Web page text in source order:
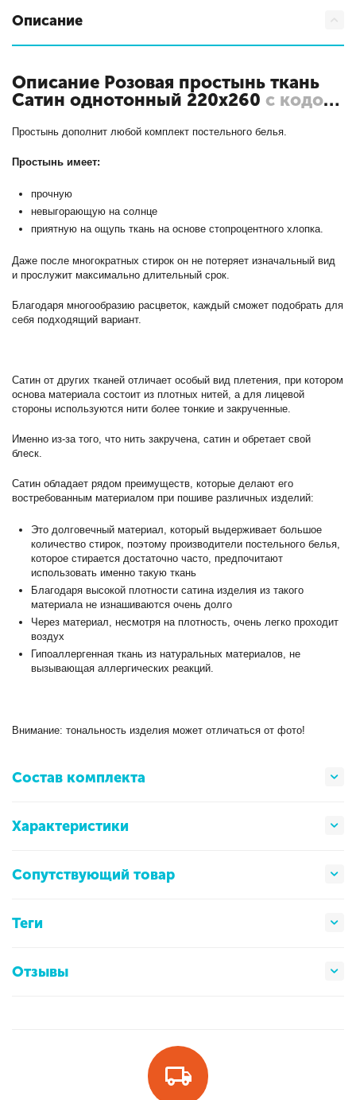
Описание
Описание Розовая простынь ткань
Сатин однотонный 220х260 с кодом
Простынь дополнит любой комплект постельного белья.
Простынь имеет:
прочную
невыгорающую на солнце
приятную на ощупь ткань на основе стопроцентного хлопка.
Даже после многократных стирок он не потеряет изначальный вид
и прослужит максимально длительный срок.
Благодаря многообразию расцветок, каждый сможет подобрать для
себя подходящий вариант.
Сатин от других тканей отличает особый вид плетения, при котором
основа материала состоит из плотных нитей, а для лицевой
стороны используются нити более тонкие и закрученные.
Именно из-за того, что нить закручена, сатин и обретает свой
блеск.
Сатин обладает рядом преимуществ, которые делают его
востребованным материалом при пошиве различных изделий:
Это долговечный материал, который выдерживает большое
количество стирок, поэтому производители постельного белья,
которое стирается достаточно часто, предпочитают
использовать именно такую ткань
Благодаря высокой плотности сатина изделия из такого
материала не изнашиваются очень долго
Через материал, несмотря на плотность, очень легко проходит
воздух
Гипоаллергенная ткань из натуральных материалов, не
вызывающая аллергических реакций.
Внимание: тональность изделия может отличаться от фото!
Состав комплекта
Характеристики
Сопутствующий товар
Теги
Отзывы